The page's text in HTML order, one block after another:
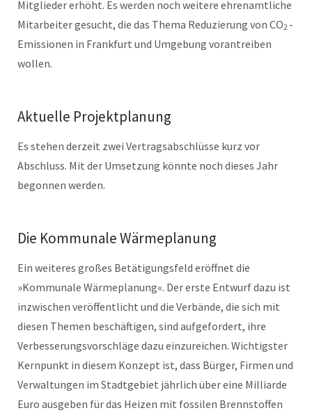
Mitglieder erhöht. Es werden noch weitere ehrenamtliche
Mitarbeiter gesucht, die das Thema Reduzierung von CO2 -
Emissionen in Frankfurt und Umgebung vorantreiben
wollen.
Aktuelle Projektplanung
Es stehen derzeit zwei Vertragsabschlüsse kurz vor
Abschluss. Mit der Umsetzung könnte noch dieses Jahr
begonnen werden.
Die Kommunale Wärmeplanung
Ein weiteres großes Betätigungsfeld eröffnet die
»Kommunale Wärmeplanung«. Der erste Entwurf dazu ist
inzwischen veröffentlicht und die Verbände, die sich mit
diesen Themen beschäftigen, sind aufgefordert, ihre
Verbesserungsvorschläge dazu einzureichen. Wichtigster
Kernpunkt in diesem Konzept ist, dass Bürger, Firmen und
Verwaltungen im Stadtgebiet jährlich über eine Milliarde
Euro ausgeben für das Heizen mit fossilen Brennstoffen